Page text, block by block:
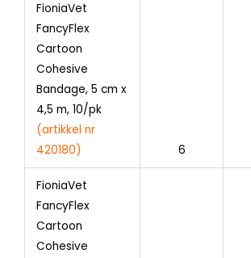
FioniaVet
FancyFlex
Cartoon
Cohesive
Bandage, 5 cm x
4,5 m, 10/pk
(artikkel nr
420180)
6
FioniaVet
FancyFlex
Cartoon
Cohesive